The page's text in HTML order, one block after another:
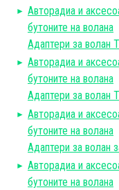
Авторадиa и
бутоните на волана
Адаптери за волан
Авторадиa и
бутоните на волана
Адаптери за волан
Авторадиa и
бутоните на волана
Адаптери за волан
Авторадиa и
бутоните на волана